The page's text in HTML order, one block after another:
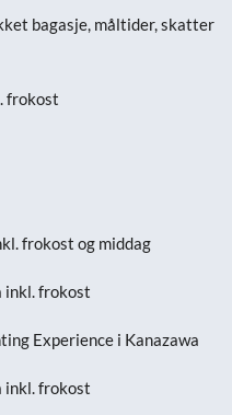
bagasje, måltider, skatter
frokost
frokost og middag
inkl. frokost
Experience i Kanazawa
inkl. frokost